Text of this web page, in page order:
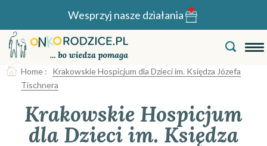
Wesprzyj nasze działania
Home : Krakowskie Hospicjum dla Dzieci im. Księdza Józefa
Tischnera
Krakowskie Hospicjum
dla Dzieci im. Księdza